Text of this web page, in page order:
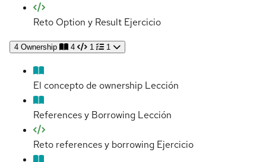
Reto Option y Result Ejercicio
4 Ownership 4 1 1
El concepto de ownership Lección
References y Borrowing Lección
Reto references y borrowing Ejercicio